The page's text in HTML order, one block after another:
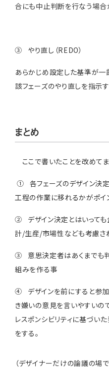
合にも中止判断を行なう場合
③ やり直し（REDO）
あらかじめ設定した基準が一
該フェーズのやり直しを指示す
まとめ
ここで書いたことを改めてま
① 各フェーズのデザイン決
工程の作業に移れるかがポイ
② デザイン決定とはいって
計/生産/市場性なども考慮さ
③ 意思決定者はあくまでも
組みを作る事
④ デザインを前にすると参
き嫌いの意見を言いやすいの
レスポンシビリティに基づい
をする。
（デザイナーだけの論議の場